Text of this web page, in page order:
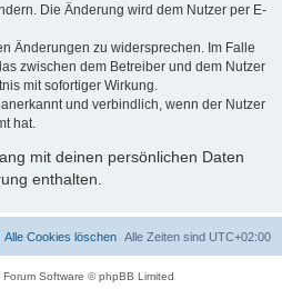
Die Änderung wird dem Nutzer per E-
Änderungen zu widersprechen. Im Falle
zwischen dem Betreiber und dem Nutzer
mit sofortiger Wirkung.
und verbindlich, wenn der Nutzer
hat.
mit deinen persönlichen Daten
enthalten.
Alle Zeiten sind UTC+02:00
Alle Cookies löschen
Forum Software © phpBB Limited